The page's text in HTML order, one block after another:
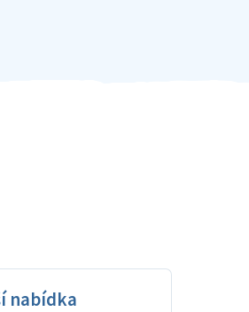
nabídka